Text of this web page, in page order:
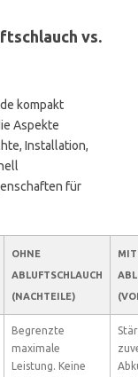
vs.
kompakt
Aspekte
Installation,
für
OHNE
ABLUFTSCHLAUCH
(NACHTEILE)
MIT
Begrenzte
maximale
Leistung. Keine